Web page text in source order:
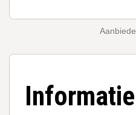
Informatie